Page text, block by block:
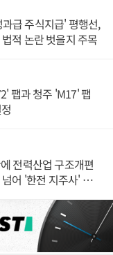
급 주식지급' 평행선,
적 논란 벗을지 주목
팹과 청주 'M17' 팹
전력산업 구조개편
어 '한전 지주사' 재편